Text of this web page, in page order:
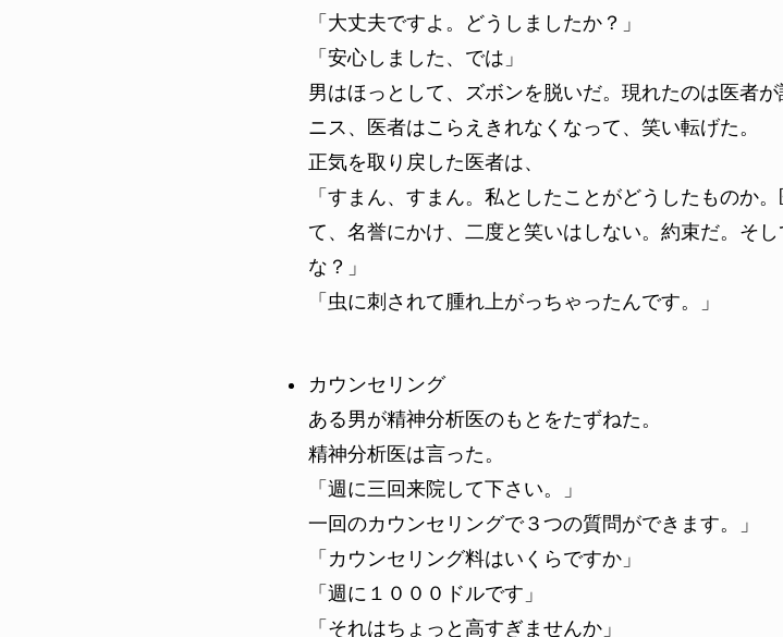
「大丈夫ですよ。どうしましたか？」
「安心しました、では」
男はほっとして、ズボンを脱いだ。現れたのは医者
ニス、医者はこらえきれなくなって、笑い転げた。
正気を取り戻した医者は、
「すまん、すまん。私としたことがどうしたものか
て、名誉にかけ、二度と笑いはしない。約束だ。そ
な？」
「虫に刺されて腫れ上がっちゃったんです。」
カウンセリング
ある男が精神分析医のもとをたずねた。
精神分析医は言った。
「週に三回来院して下さい。」
一回のカウンセリングで３つの質問ができます。」
「カウンセリング料はいくらですか」
「週に１０００ドルです」
「それはちょっと高すぎませんか」